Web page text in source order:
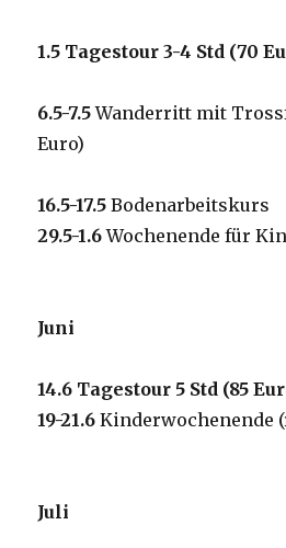
1.5 Tagestour 3-4 Std (70
6.5-7.5Wanderritt mit
Euro)
16.5-17.5 Bodenarbeitskurs
29.5-1.6Wochenende für
Juni
14.6 Tagestour 5 Std (85
19-21.6 Kinderwochenende
Juli